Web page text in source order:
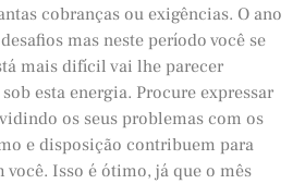
cobranças ou exigências. O ano
mas neste período você se
mais difícil vai lhe parecer
esta energia. Procure expressar
os seus problemas com os
e disposição contribuem para
você. Isso é ótimo, já que o mês